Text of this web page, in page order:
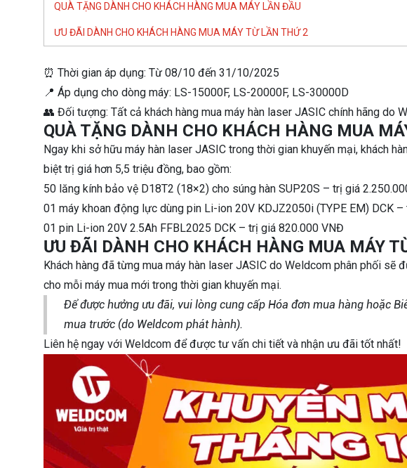
QUÀ TẶNG DÀNH CHO KHÁCH HÀNG MUA MÁY LẦN ĐẦU
ƯU ĐÃI DÀNH CHO KHÁCH HÀNG MUA MÁY TỪ LẦN THỨ 2
⏰ Thời gian áp dụng: Từ 08/10 đến 31/10/2025
📍 Áp dụng cho dòng máy: LS-15000F, LS-20000F, LS-30000D
👥 Đối tượng: Tất cả khách hàng mua máy hàn laser JASIC chính hãng do
QUÀ TẶNG DÀNH CHO KHÁCH HÀNG MUA
Ngay khi sở hữu máy hàn laser JASIC trong thời gian khuyến mại, khách
biệt trị giá hơn 5,5 triệu đồng, bao gồm:
50 lăng kính bảo vệ D18T2 (18×2) cho súng hàn SUP20S – trị giá
01 máy khoan động lực dùng pin Li-ion 20V KDJZ2050i (TYPE EM) DCK
01 pin Li-ion 20V 2.5Ah FFBL2025 DCK – trị giá 820.000 VNĐ
ƯU ĐÃI DÀNH CHO KHÁCH HÀNG MUA MÁY
Khách hàng đã từng mua máy hàn laser JASIC do Weldcom phân phối sẽ
cho mỗi máy mua mới trong thời gian khuyến mại.
Để được hưởng ưu đãi, vui lòng cung cấp Hóa đơn mua hàng hoặc
mua trước (do Weldcom phát hành).
Liên hệ ngay với Weldcom để được tư vấn chi tiết và nhận ưu đãi tốt nhất!